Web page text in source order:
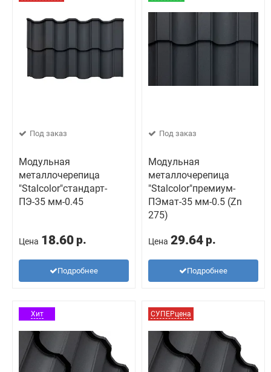
Под заказ
Модульная
металлочерепица
"Stalcolor"стандарт-
ПЭ-35 мм-0.45
Цена 18.60 р.
Подробнее
Под заказ
Модульная
металлочерепица
"Stalcolor"премиум-
ПЭмат-35 мм-0.5 (Zn
275)
Цена 29.64 р.
Подробнее
Хит СУПЕРцена